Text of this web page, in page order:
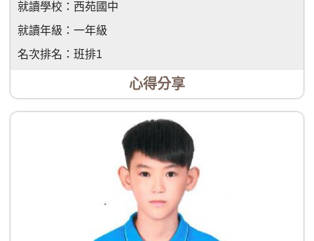
就讀學校： 西苑國中
就讀年級： 一年級
名次排名： 班排1
心得分享